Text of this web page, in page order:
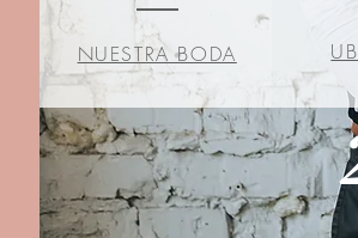
NUESTRA BODA